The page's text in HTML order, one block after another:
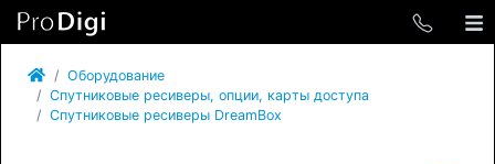
Оборудование
Спутниковые ресиверы, опции, карты доступа
Спутниковые ресиверы DreamBox